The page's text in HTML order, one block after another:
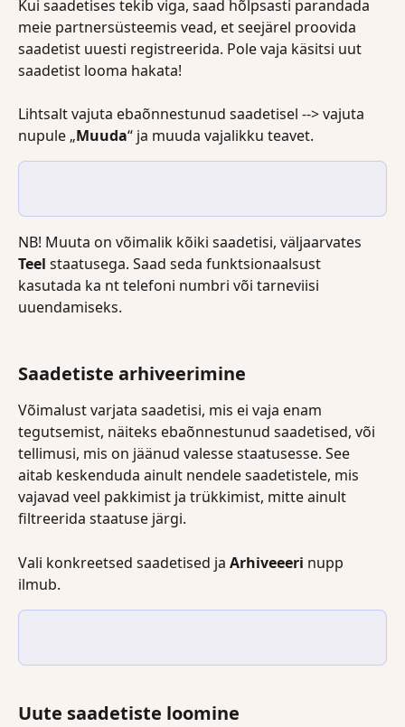
Kui saadetises tekib viga, saad hõlpsasti parandada
meie partnersüsteemis vead, et seejärel proovida
saadetist uuesti registreerida. Pole vaja käsitsi uut
saadetist looma hakata!
Lihtsalt vajuta ebaõnnestunud saadetisel --> vajuta
nupule „Muuda“ ja muuda vajalikku teavet.
NB! Muuta on võimalik kõiki saadetisi, väljaarvates
Teel staatusega. Saad seda funktsionaalsust
kasutada ka nt telefoni numbri või tarneviisi
uuendamiseks.
Saadetiste arhiveerimine
Võimalust varjata saadetisi, mis ei vaja enam
tegutsemist, näiteks ebaõnnestunud saadetised, või
tellimusi, mis on jäänud valesse staatusesse. See
aitab keskenduda ainult nendele saadetistele, mis
vajavad veel pakkimist ja trükkimist, mitte ainult
filtreerida staatuse järgi.
Vali konkreetsed saadetised ja Arhiveeeri nupp
ilmub.
Uute saadetiste loomine